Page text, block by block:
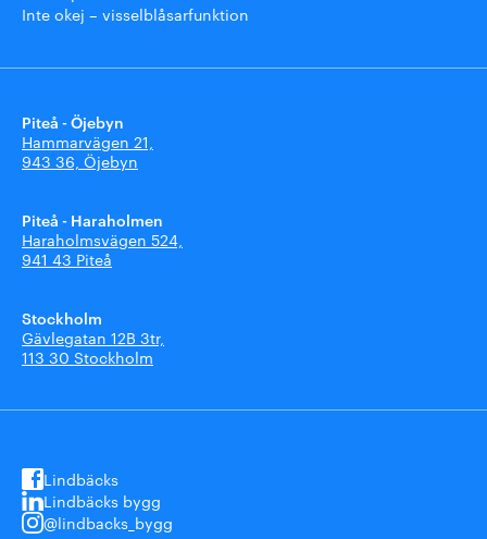
Inte okej – visselblåsarfunktion
Piteå - Öjebyn
Hammarvägen 21,
943 36, Öjebyn
Piteå - Haraholmen
Haraholmsvägen 524,
941 43 Piteå
Stockholm
Gävlegatan 12B 3tr,
113 30 Stockholm
Lindbäcks
Lindbäcks bygg
@lindbacks_bygg